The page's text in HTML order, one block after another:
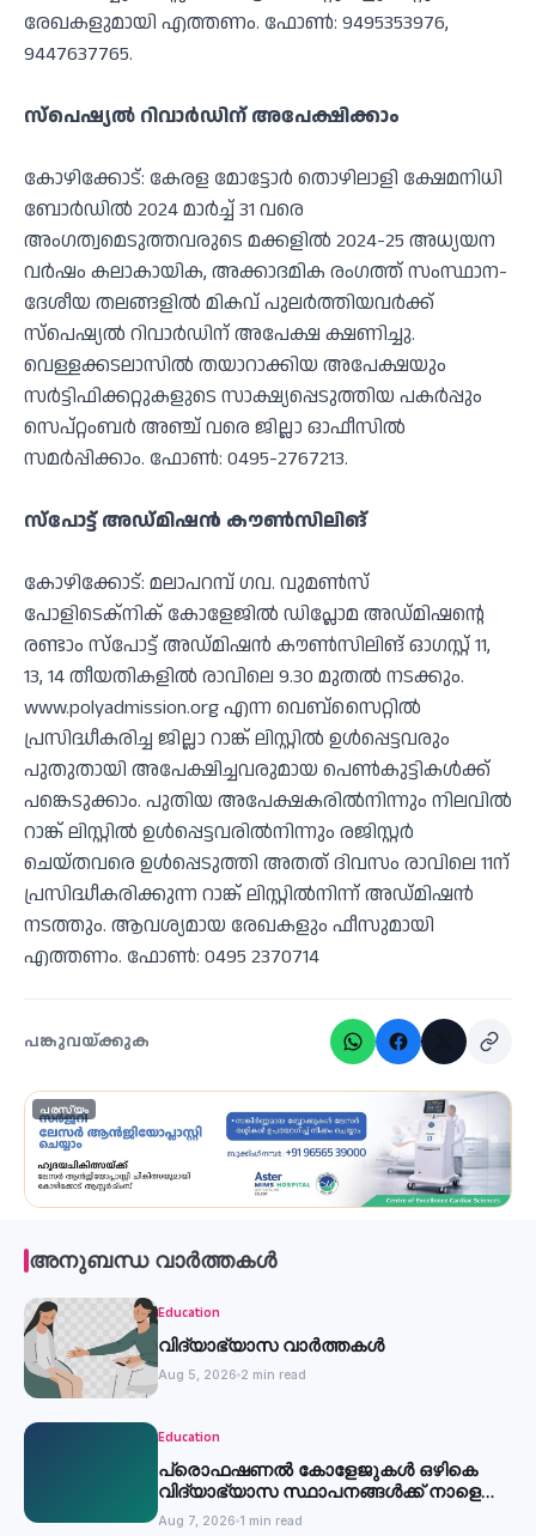
രേഖകളുമായി എത്തണം. ഫോണ്‍: 9495353976,
9447637765.
സ്‌പെഷ്യല്‍ റിവാര്‍ഡിന് അപേക്ഷിക്കാം
കോഴിക്കോട്: കേരള മോട്ടോര്‍ തൊഴിലാളി ക്ഷേമനിധി
ബോര്‍ഡില്‍ 2024 മാര്‍ച്ച് 31 വരെ
അംഗത്വമെടുത്തവരുടെ മക്കളില്‍ 2024-25 അധ്യയന
വര്‍ഷം കലാകായിക, അക്കാദമിക രംഗത്ത് സംസ്ഥാന-
ദേശീയ തലങ്ങളില്‍ മികവ് പുലര്‍ത്തിയവര്‍ക്ക്
സ്‌പെഷ്യല്‍ റിവാര്‍ഡിന് അപേക്ഷ ക്ഷണിച്ചു.
വെള്ളക്കടലാസില്‍ തയാറാക്കിയ അപേക്ഷയും
സര്‍ട്ടിഫിക്കറ്റുകളുടെ സാക്ഷ്യപ്പെടുത്തിയ പകര്‍പ്പും
സെപ്റ്റംബര്‍ അഞ്ച് വരെ ജില്ലാ ഓഫീസില്‍
സമര്‍പ്പിക്കാം. ഫോണ്‍: 0495-2767213.
സ്‌പോട്ട് അഡ്മിഷന്‍ കൗണ്‍സിലിങ്
കോഴിക്കോട്: മലാപറമ്പ് ഗവ. വുമണ്‍സ്
പോളിടെക്‌നിക് കോളേജില്‍ ഡിപ്ലോമ അഡ്മിഷന്റെ
രണ്ടാം സ്‌പോട്ട് അഡ്മിഷന്‍ കൗണ്‍സിലിങ് ഓഗസ്റ്റ് 11,
13, 14 തീയതികളില്‍ രാവിലെ 9.30 മുതല്‍ നടക്കും.
www.polyadmission.org എന്ന വെബ്‌സൈറ്റില്‍
പ്രസിദ്ധീകരിച്ച ജില്ലാ റാങ്ക് ലിസ്റ്റില്‍ ഉള്‍പ്പെട്ടവരും
പുതുതായി അപേക്ഷിച്ചവരുമായ പെണ്‍കുട്ടികള്‍ക്ക്
പങ്കെടുക്കാം. പുതിയ അപേക്ഷകരില്‍നിന്നും നിലവില്‍
റാങ്ക് ലിസ്റ്റില്‍ ഉള്‍പ്പെട്ടവരില്‍നിന്നും രജിസ്റ്റര്‍
ചെയ്തവരെ ഉള്‍പ്പെടുത്തി അതത് ദിവസം രാവിലെ 11ന്
പ്രസിദ്ധീകരിക്കുന്ന റാങ്ക് ലിസ്റ്റില്‍നിന്ന് അഡ്മിഷന്‍
നടത്തും. ആവശ്യമായ രേഖകളും ഫീസുമായി
എത്തണം. ഫോണ്‍: 0495 2370714
പങ്കുവയ്ക്കുക
പരസ്യം
അനുബന്ധ വാർത്തകൾ
Education
വിദ്യാഭ്യാസ വാർത്തകൾ
Aug 5, 2026 2 min read
Education
പ്രൊഫഷണൽ കോളേജുകൾ ഒഴികെ
വിദ്യാഭ്യാസ സ്ഥാപനങ്ങൾക്ക് നാളെ
അവധി
Aug 7, 2026 1 min read